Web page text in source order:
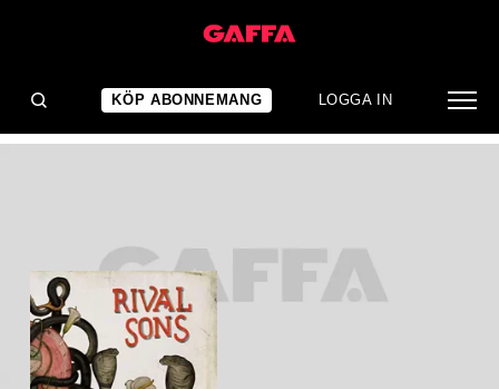
KÖP ABONNEMANG LOGGA IN
ALBUMRECENSION
Rival Sons: Head Down